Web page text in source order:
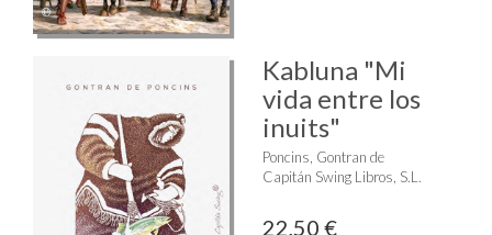
Kabluna "Mi
vida entre los
inuits"
Poncins, Gontran de
Capitán Swing Libros, S.L.
22,50 €